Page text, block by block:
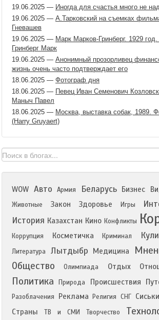
19.06.2025 — Иногда для счастья много не
19.06.2025 — А.Тарковский на съемках
Гневашев
19.06.2025 — Марк Марков-Гринберг. 1929
Гринберг Марк
19.06.2025 — Анонимный прозорливец
жизнь очень часто подтверждает его
18.06.2025 — Фотограф дня
18.06.2025 — Певец Иван Семенович
Маныч Павел
18.06.2025 — Москва, выставка собак, 1989.
(Harry Gruyaert)
WOW Авто Армия Беларусь Бизнес
Животные
Закон Здоровье Игры
История Казахстан Кино Конфликты
Коррупция Косметичка Криминал
Литература Лытдыбр Медицина
Общество Олимпиада Отдых
Политика Природа Происшествия
Разоблачения
Реклама Религия СНГ Сиськи
Страны
ТВ и СМИ Творчество